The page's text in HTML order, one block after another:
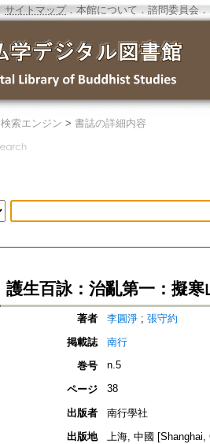
サイトマップ．本館について ． 諮問委員会 ．
検索エンジン > 書誌の詳細内容
護生百詠：治亂第一：擬寒
著者 李圓淨 ; 張守約
掲載誌
南行
巻号
n.5
ページ 38
出版者
南行學社
出版地
上海, 中國 [Shanghai,